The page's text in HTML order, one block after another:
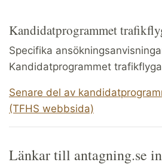
Kandidatprogrammet
Specifika
Kandidatprogrammet
Senare del av
(TFHS webbsida)
Länkar till antagning.se